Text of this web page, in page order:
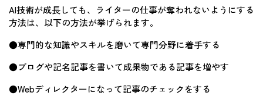
AI技術が成長しても、ライターの仕事が奪われないようにする
方法は、以下の方法が挙げられます。
●専門的な知識やスキルを磨いて専門分野に着手する
●ブログや記名記事を書いて成果物である記事を増やす
●Webディレクターになって記事のチェックをする